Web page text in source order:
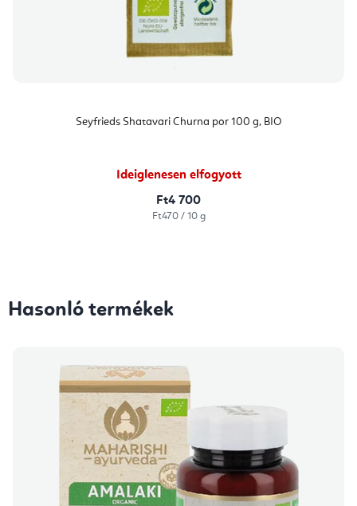
Seyfrieds Shatavari Churna por 100 g, BIO
Ideiglenesen elfogyott
Ft4 700
Egységár:
Ft470 / 10 g
Hasonló termékek